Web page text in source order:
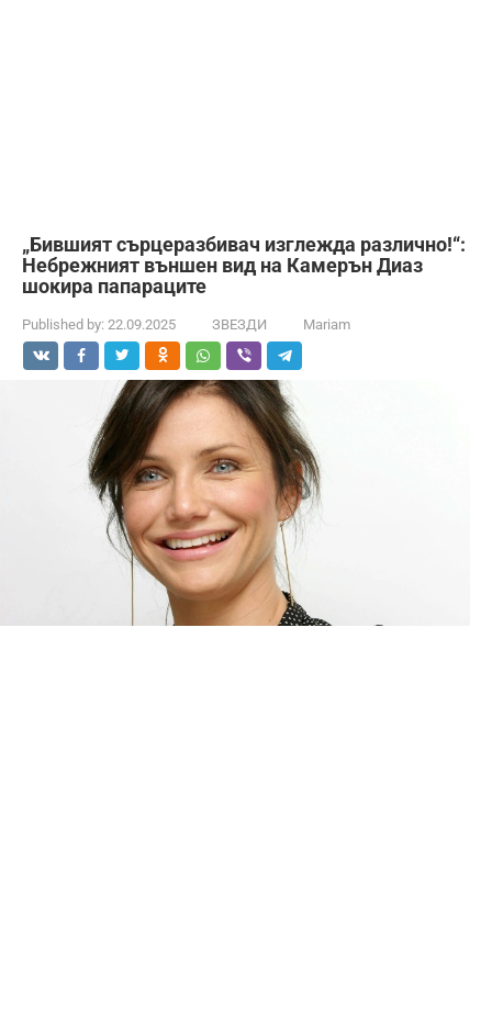
„Бившият сърцеразбивач изглежда различно!“:
Небрежният външен вид на Камерън Диаз
шокира папараците
Published by: 22.09.2025 ЗВЕЗДИ Mariam